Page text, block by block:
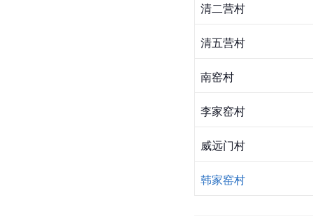
清二营村
清五营村
南窑村
李家窑村
威远门村
韩家窑村